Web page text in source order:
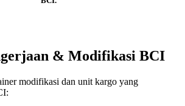
& Modifikasi BCI
modifikasi dan unit kargo yang